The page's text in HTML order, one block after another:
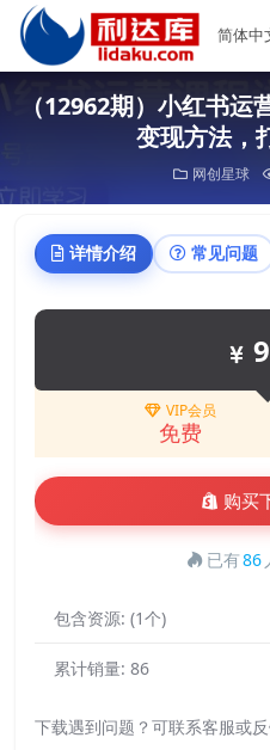
（12962期）小红书
变现方法，
网创星球
详情介绍 常见问题
VIP会员
免费
购买
已有86
包含资源: (1个)
累计销量: 86
下载遇到问题？可联系客服或